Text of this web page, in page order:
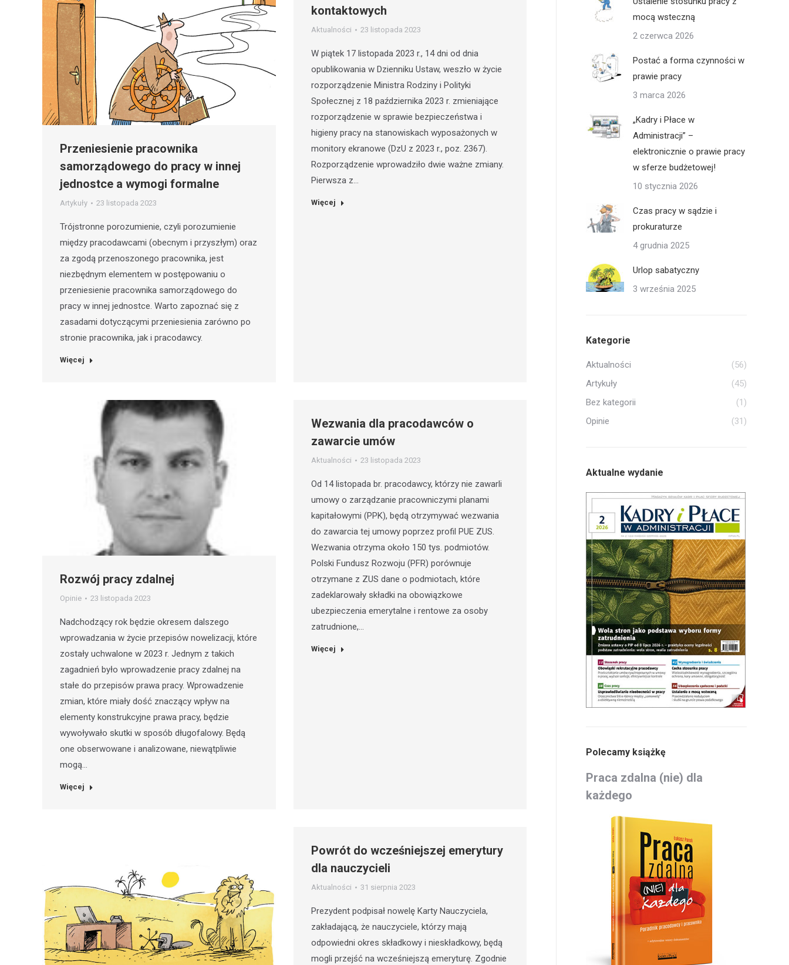
Przeniesienie pracownika
samorządowego do pracy w innej
jednostce a wymogi formalne
Artykuły 23 listopada 2023
Trójstronne porozumienie, czyli porozumienie
między pracodawcami (obecnym i przyszłym) oraz
za zgodą przenoszonego pracownika, jest
niezbędnym elementem w postępowaniu o
przeniesienie pracownika samorządowego do
pracy w innej jednostce. Warto zapoznać się z
zasadami dotyczącymi przeniesienia zarówno po
stronie pracownika, jak i pracodawcy.
Więcej
kontaktowych
Aktualności 23 listopada 2023
W piątek 17 listopada 2023 r., 14 dni od dnia
opublikowania w Dzienniku Ustaw, weszło w życie
rozporządzenie Ministra Rodziny i Polityki
Społecznej z 18 października 2023 r. zmieniające
rozporządzenie w sprawie bezpieczeństwa i
higieny pracy na stanowiskach wyposażonych w
monitory ekranowe (DzU z 2023 r., poz. 2367).
Rozporządzenie wprowadziło dwie ważne zmiany.
Pierwsza z…
Więcej
Rozwój pracy zdalnej
Opinie 23 listopada 2023
Nadchodzący rok będzie okresem dalszego
wprowadzania w życie przepisów nowelizacji, które
zostały uchwalone w 2023 r. Jednym z takich
zagadnień było wprowadzenie pracy zdalnej na
stałe do przepisów prawa pracy. Wprowadzenie
zmian, które miały dość znaczący wpływ na
elementy konstrukcyjne prawa pracy, będzie
wywoływało skutki w sposób długofalowy. Będą
one obserwowane i analizowane, niewątpliwie
mogą…
Więcej
Wezwania dla pracodawców o
zawarcie umów
Aktualności 23 listopada 2023
Od 14 listopada br. pracodawcy, którzy nie zawarli
umowy o zarządzanie pracowniczymi planami
kapitałowymi (PPK), będą otrzymywać wezwania
do zawarcia tej umowy poprzez profil PUE ZUS.
Wezwania otrzyma około 150 tys. podmiotów.
Polski Fundusz Rozwoju (PFR) porównuje
otrzymane z ZUS dane o podmiotach, które
zadeklarowały składki na obowiązkowe
ubezpieczenia emerytalne i rentowe za osoby
zatrudnione,…
Więcej
Powrót do wcześniejszej emerytury
dla nauczycieli
Aktualności 31 sierpnia 2023
Prezydent podpisał nowelę Karty Nauczyciela,
zakładającą, że nauczyciele, którzy mają
odpowiedni okres składkowy i nieskładkowy, będą
mogli przejść na wcześniejszą emeryturę. Zgodnie
mocą wsteczną
2 czerwca 2026
Postać a forma czynności w
prawie pracy
3 marca 2026
„Kadry i Płace w
Administracji” –
elektronicznie o prawie pracy
w sferze budżetowej!
10 stycznia 2026
Czas pracy w sądzie i
prokuraturze
4 grudnia 2025
Urlop sabatyczny
3 września 2025
Kategorie
Aktualności
(56)
Artykuły
(45)
Bez kategorii
(1)
Opinie
(31)
Aktualne wydanie
Polecamy książkę
Praca zdalna (nie) dla
każdego